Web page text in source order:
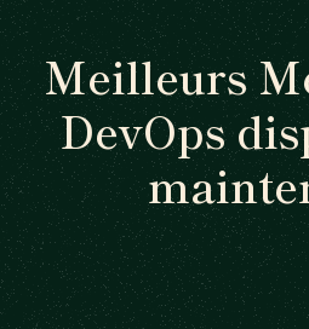
Meilleurs
DevOps